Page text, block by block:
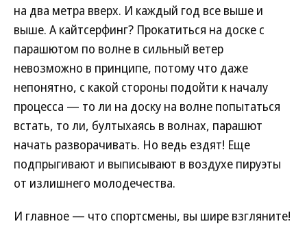
на два метра вверх. И каждый год все выше и
выше. А кайтсерфинг? Прокатиться на доске с
парашютом по волне в сильный ветер
невозможно в принципе, потому что даже
непонятно, с какой стороны подойти к началу
процесса — то ли на доску на волне попытаться
встать, то ли, бултыхаясь в волнах, парашют
начать разворачивать. Но ведь ездят! Еще
подпрыгивают и выписывают в воздухе пируэты
от излишнего молодечества.
И главное — что спортсмены, вы шире взгляните!